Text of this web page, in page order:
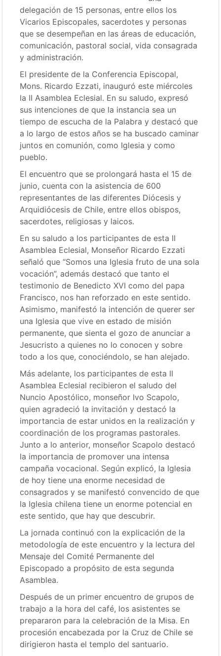
delegación de 15 personas, entre ellos los
Vicarios Episcopales, sacerdotes y personas
que se desempeñan en las áreas de educación,
comunicación, pastoral social, vida consagrada
y administración.
El presidente de la Conferencia Episcopal,
Mons. Ricardo Ezzati, inauguró este miércoles
la II Asamblea Eclesial. En su saludo, expresó
sus intenciones de que la instancia sea un
tiempo de escucha de la Palabra y destacó que
a lo largo de estos años se ha buscado caminar
juntos en comunión, como Iglesia y como
pueblo.
El encuentro que se prolongará hasta el 15 de
junio, cuenta con la asistencia de 600
representantes de las diferentes Diócesis y
Arquidiócesis de Chile, entre ellos obispos,
sacerdotes, religiosas y laicos.
En su saludo a los participantes de esta II
Asamblea Eclesial, Monseñor Ricardo Ezzati
señaló que “Somos una Iglesia fruto de una sola
vocación”, además destacó que tanto el
testimonio de Benedicto XVI como del papa
Francisco, nos han reforzado en este sentido.
Asimismo, manifestó la intención de querer ser
una Iglesia que vive en estado de misión
permanente, que sienta el gozo de anunciar a
Jesucristo a quienes no lo conocen y sobre
todo a los que, conociéndolo, se han alejado.
Más adelante, los participantes de esta II
Asamblea Eclesial recibieron el saludo del
Nuncio Apostólico, monseñor Ivo Scapolo,
quien agradeció la invitación y destacó la
importancia de estar unidos en la realización y
coordinación de los programas pastorales.
Junto a lo anterior, monseñor Scapolo destacó
la importancia de promover una intensa
campaña vocacional. Según explicó, la Iglesia
de hoy tiene una enorme necesidad de
consagrados y se manifestó convencido de que
la Iglesia chilena tiene un enorme potencial en
este sentido, que hay que descubrir.
La jornada continuó con la explicación de la
metodología de este encuentro y la lectura del
Mensaje del Comité Permanente del
Episcopado a propósito de esta segunda
Asamblea.
Después de un primer encuentro de grupos de
trabajo a la hora del café, los asistentes se
prepararon para la celebración de la Misa. En
procesión encabezada por la Cruz de Chile se
dirigieron hasta el templo del santuario.